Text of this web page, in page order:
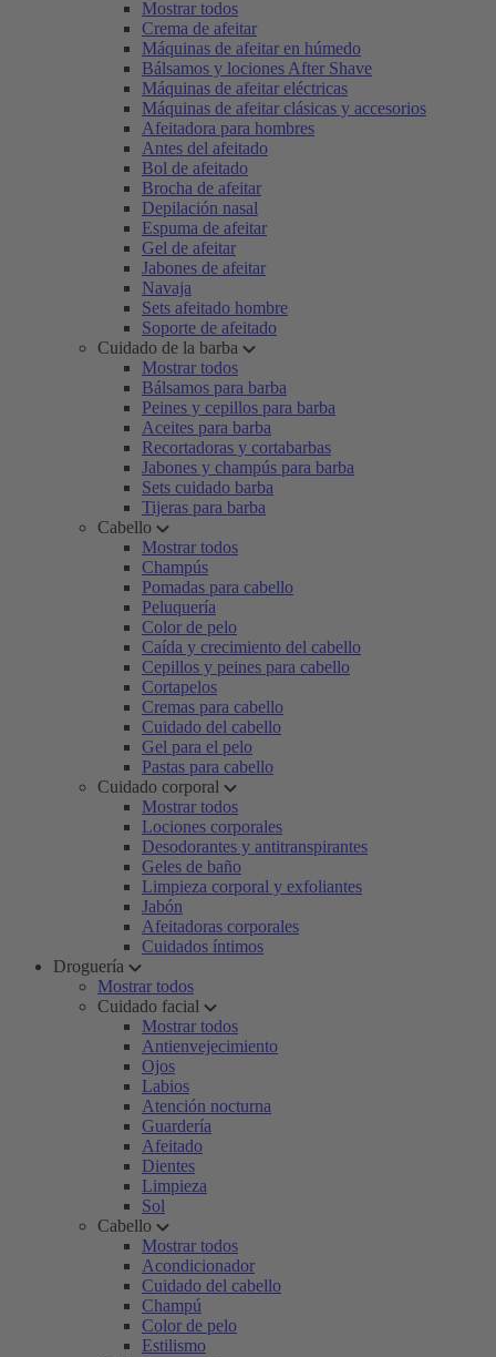
Mostrar todos
Crema de afeitar
Máquinas de afeitar en húmedo
Bálsamos y lociones After Shave
Máquinas de afeitar eléctricas
Máquinas de afeitar clásicas y accesorios
Afeitadora para hombres
Antes del afeitado
Bol de afeitado
Brocha de afeitar
Depilación nasal
Espuma de afeitar
Gel de afeitar
Jabones de afeitar
Navaja
Sets afeitado hombre
Soporte de afeitado
Cuidado de la barba
Mostrar todos
Bálsamos para barba
Peines y cepillos para barba
Aceites para barba
Recortadoras y cortabarbas
Jabones y champús para barba
Sets cuidado barba
Tijeras para barba
Cabello
Mostrar todos
Champús
Pomadas para cabello
Peluquería
Color de pelo
Caída y crecimiento del cabello
Cepillos y peines para cabello
Cortapelos
Cremas para cabello
Cuidado del cabello
Gel para el pelo
Pastas para cabello
Cuidado corporal
Mostrar todos
Lociones corporales
Desodorantes y antitranspirantes
Geles de baño
Limpieza corporal y exfoliantes
Jabón
Afeitadoras corporales
Cuidados íntimos
Droguería
Mostrar todos
Cuidado facial
Mostrar todos
Antienvejecimiento
Ojos
Labios
Atención nocturna
Guardería
Afeitado
Dientes
Limpieza
Sol
Cabello
Mostrar todos
Acondicionador
Cuidado del cabello
Champú
Color de pelo
Estilismo